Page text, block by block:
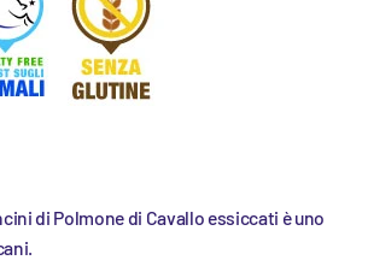
di Polmone di Cavallo essiccati è uno